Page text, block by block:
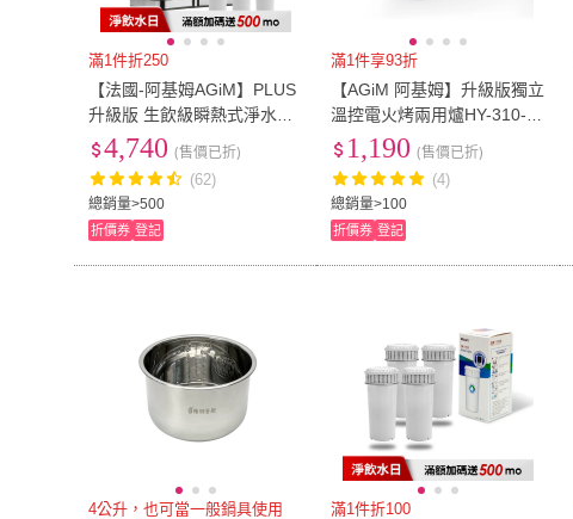
滿1件折250
【法國-阿基姆AGiM】PLUS
升級版 生飲級瞬熱式淨水器
組+3入濾芯(IW-2701冷熱飲
水機/開飲機)
總銷量>500
4,740 (售價已折)
(62)
折價券 登記
滿1件享93折
【AGiM 阿基姆】升級版獨立
溫控電火烤兩用爐HY-310-W
H(電火鍋/料理鍋/電火鍋/烤
肉爐/電烤爐)
總銷量>100
1,190 (售價已折)
(4)
折價券 登記
4公升，也可當一般鍋具使用 滿1件折100